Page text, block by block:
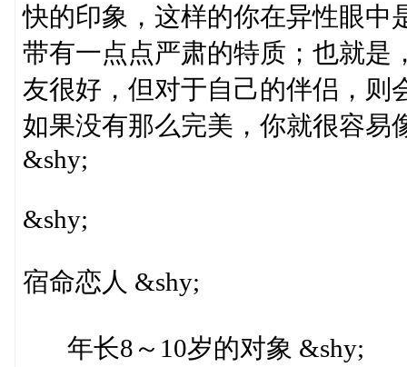
快的印象，这样的你在异性眼中
带有一点点严肃的特质；也就是
友很好，但对于自己的伴侣，则
如果没有那么完美，你就很容易
&shy;
&shy;
宿命恋人 &shy;
年长8～10岁的对象 &shy;